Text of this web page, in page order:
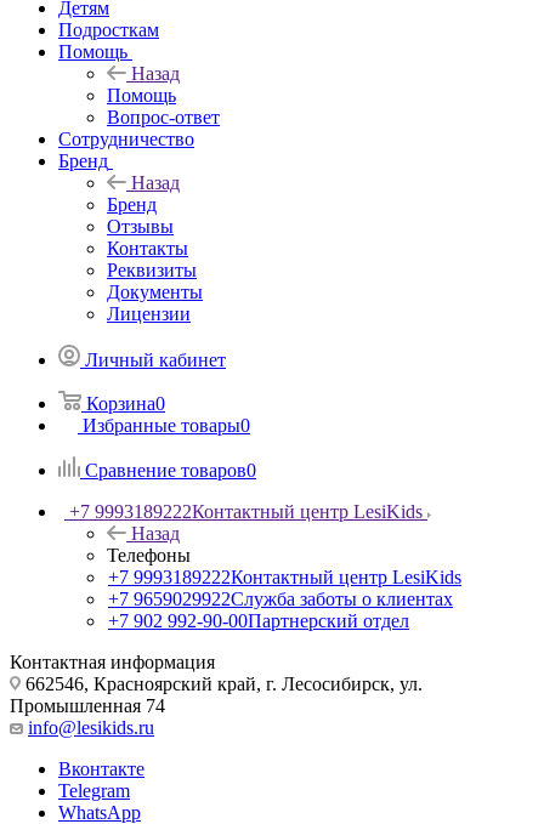
Детям
Подросткам
Помощь
Назад
Помощь
Вопрос-ответ
Сотрудничество
Бренд
Назад
Бренд
Отзывы
Контакты
Реквизиты
Документы
Лицензии
Личный кабинет
Корзина0
Избранные товары0
Сравнение товаров0
+7 9993189222Контактный центр LesiKids
Назад
Телефоны
+7 9993189222Контактный центр LesiKids
+7 9659029922Служба заботы о клиентах
+7 902 992-90-00Партнерский отдел
Контактная информация
662546, Красноярский край, г. Лесосибирск, ул.
Промышленная 74
info@lesikids.ru
Вконтакте
Telegram
WhatsApp